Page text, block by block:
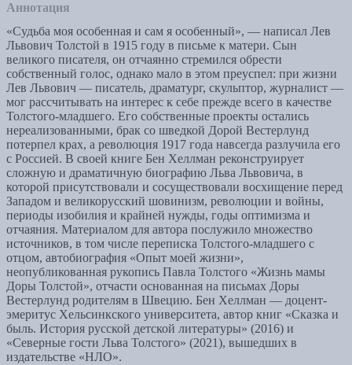
Аннотация
«Судьба моя особенная и сам я особенный», — написал Лев
Львович Толстой в 1915 году в письме к матери. Сын
великого писателя, он отчаянно стремился обрести
собственный голос, однако мало в этом преуспел: при жизни
Лев Львович — писатель, драматург, скульптор, журналист —
мог рассчитывать на интерес к себе прежде всего в качестве
Толстого-младшего. Его собственные проекты остались
нереализованными, брак со шведкой Дорой Вестерлунд
потерпел крах, а революция 1917 года навсегда разлучила его
с Россией. В своей книге Бен Хеллман реконструирует
сложную и драматичную биографию Льва Львовича, в
которой присутствовали и сосуществовали восхищение перед
Западом и великорусский шовинизм, революции и войны,
периоды изобилия и крайней нужды, годы оптимизма и
отчаяния. Материалом для автора послужило множество
источников, в том числе переписка Толстого-младшего с
отцом, автобиография «Опыт моей жизни»,
неопубликованная рукопись Павла Толстого «Жизнь мамы
Доры Толстой», отчасти основанная на письмах Доры
Вестерлунд родителям в Швецию. Бен Хеллман — доцент-
эмеритус Хельсинкского университета, автор книг «Сказка и
быль. История русской детской литературы» (2016) и
«Северные гости Льва Толстого» (2021), вышедших в
издательстве «НЛО».